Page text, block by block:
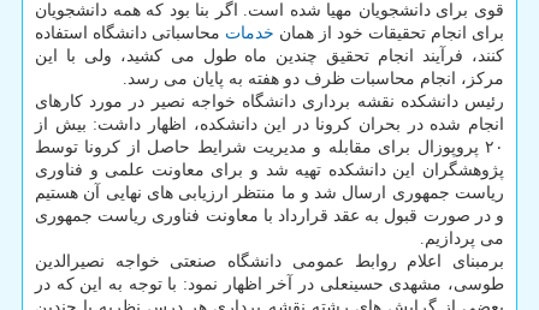
قوی برای دانشجویان مهیا شده است. اگر بنا بود که همه دانشجویان
برای انجام تحقیقات خود از همان خدمات محاسباتی دانشگاه استفاده
کنند، فرآیند انجام تحقیق چندین ماه طول می کشید، ولی با این
مرکز، انجام محاسبات ظرف دو هفته به پایان می رسد.
رئیس دانشکده نقشه برداری دانشگاه خواجه نصیر در مورد کارهای
انجام شده در بحران کرونا در این دانشکده، اظهار داشت: بیش از
۲۰ پروپوزال برای مقابله و مدیریت شرایط حاصل از کرونا توسط
پژوهشگران این دانشکده تهیه شد و برای معاونت علمی و فناوری
ریاست جمهوری ارسال شد و ما منتظر ارزیابی های نهایی آن هستیم
و در صورت قبول به عقد قرارداد با معاونت فناوری ریاست جمهوری
می پردازیم.
برمبنای اعلام روابط عمومی دانشگاه صنعتی خواجه نصیرالدین
طوسی، مشهدی حسینعلی در آخر اظهار نمود: با توجه به این که در